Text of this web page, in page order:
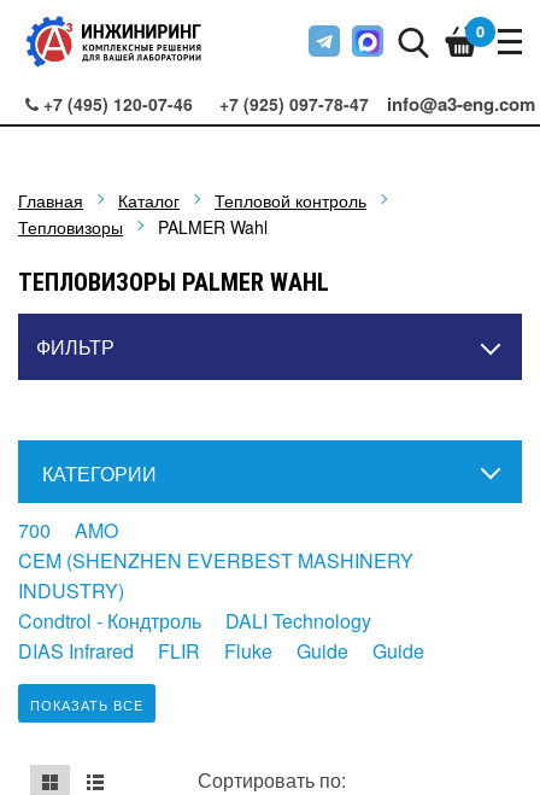
+7 (495) 120-07-46 +7 (925) 097-78-47 info@a3-eng.com
0
Главная Каталог
Тепловой контроль
Тепловизоры
PALMER Wahl
ТЕПЛОВИЗОРЫ PALMER WAHL
ФИЛЬТР
КАТЕГОРИИ
700
AMO
CEM (SHENZHEN EVERBEST MASHINERY
INDUSTRY)
Condtrol - Кондтроль
DALI Technology
DIAS Infrared
FLIR Fluke Guide Guide
ПОКАЗАТЬ ВСЕ
Сортировать по: